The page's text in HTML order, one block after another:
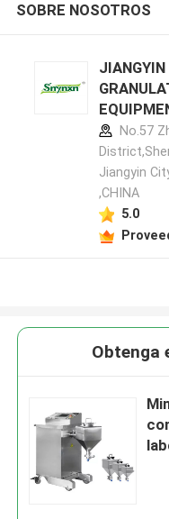
SOBRE NOSOTROS
JIANGYIN
delNo.57
Jiangyin
,CHINA
5.0
Obtenga